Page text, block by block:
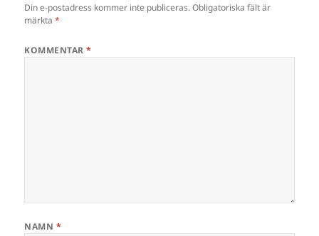
Din e-postadress kommer inte publiceras. Obligatoriska fält är
märkta*
KOMMENTAR*
NAMN *